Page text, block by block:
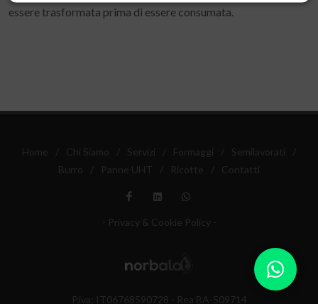
essere trasformata prima di essere consumata.
P.iva: IT06768590728 - Rea BA-509714
Home Chi Siamo Servizi Formaggi Semilavorati
Burro
Panne UHT Ricotte Contatti
- Privacy & Cookie Policy -